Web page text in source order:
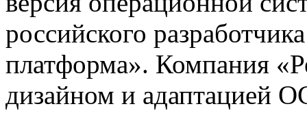
российского
платформа». Компания
дизайном и адаптацией